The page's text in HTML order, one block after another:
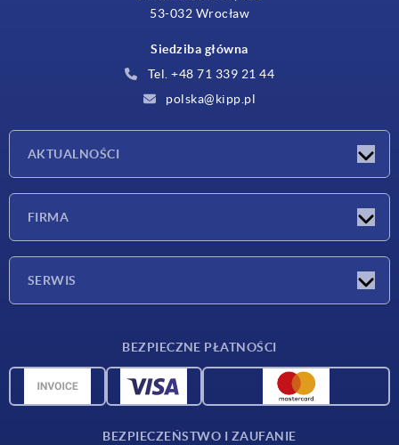
53-032 Wrocław
Siedziba główna
Tel. +48 71 339 21 44
polska@kipp.pl
AKTUALNOŚCI
FIRMA
SERWIS
Dane CAD
BEZPIECZNE PŁATNOŚCI
BEZPIECZEŃSTWO I ZAUFANIE